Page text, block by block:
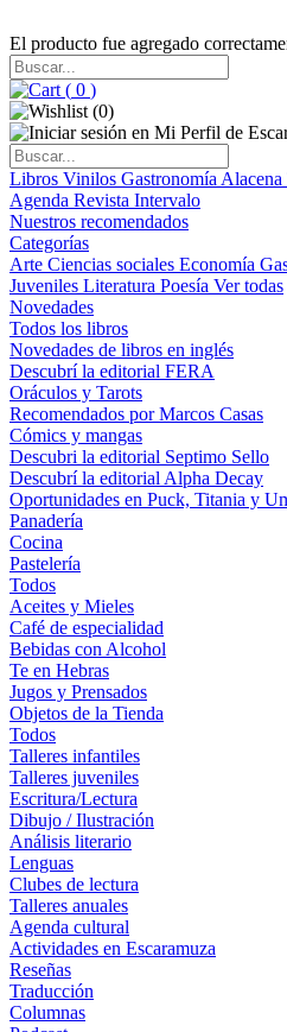
El producto fue agregado
( 0 )
(0)
Libros Vinilos Gastronomía Alacena
Agenda Revista Intervalo
Nuestros recomendados
Categorías
Arte Ciencias sociales Economía
Juveniles Literatura Poesía Ver todas
Novedades
Todos los libros
Novedades de libros en inglés
Descubrí la editorial FERA
Oráculos y Tarots
Recomendados por Marcos Casas
Cómics y mangas
Descubri la editorial Septimo Sello
Descubrí la editorial Alpha Decay
Oportunidades en Puck, Titania y
Panadería
Cocina
Pastelería
Todos
Aceites y Mieles
Café de especialidad
Bebidas con Alcohol
Te en Hebras
Jugos y Prensados
Objetos de la Tienda
Todos
Talleres infantiles
Talleres juveniles
Escritura/Lectura
Dibujo / Ilustración
Análisis literario
Lenguas
Clubes de lectura
Talleres anuales
Agenda cultural
Actividades en Escaramuza
Reseñas
Traducción
Columnas